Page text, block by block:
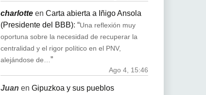
charlotteen Carta abierta a Iñigo Ansola
(Presidente del BBB): “Una reflexión muy
oportuna sobre la necesidad de recuperar la
centralidad y el rigor político en el PNV,
alejándose de…”
Ago 4, 15:46
Juan en Gipuzkoa y sus pueblos